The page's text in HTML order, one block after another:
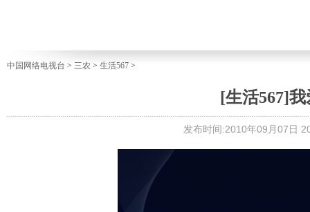
中国网络电视台 > 三农 > 生活567 >
[生活567]我
发布时间:2010年09月07日